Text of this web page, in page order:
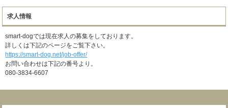
求人情報
smart-dogでは現在求人の募集をしております。
詳しくは下記のページをご覧下さい。
https://smart-dog.net/job-offer/
お問い合わせは下記の番号より。
080-3834-6607